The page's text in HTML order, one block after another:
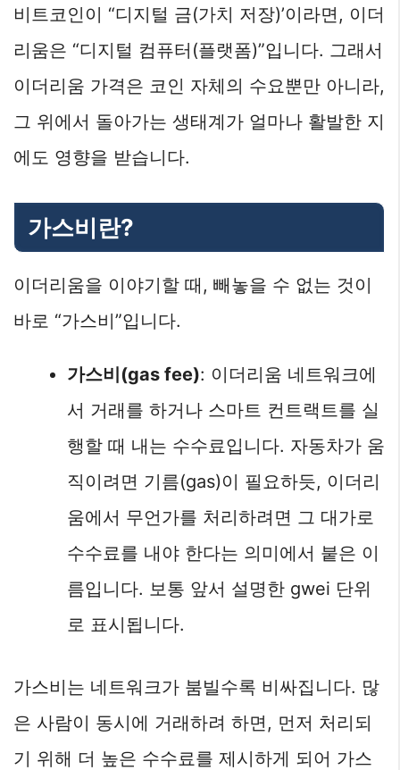
비트코인이 “디지털 금(가치 저장)’이라면, 이더
리움은 “디지털 컴퓨터(플랫폼)”입니다. 그래서
이더리움 가격은 코인 자체의 수요뿐만 아니라,
그 위에서 돌아가는 생태계가 얼마나 활발한 지
에도 영향을 받습니다.
가스비란?
이더리움을 이야기할 때, 빼놓을 수 없는 것이
바로 “가스비”입니다.
가스비(gas fee): 이더리움 네트워크에
서 거래를 하거나 스마트 컨트랙트를 실
행할 때 내는 수수료입니다. 자동차가 움
직이려면 기름(gas)이 필요하듯, 이더리
움에서 무언가를 처리하려면 그 대가로
수수료를 내야 한다는 의미에서 붙은 이
름입니다. 보통 앞서 설명한 gwei 단위
로 표시됩니다.
가스비는 네트워크가 붐빌수록 비싸집니다. 많
은 사람이 동시에 거래하려 하면, 먼저 처리되
기 위해 더 높은 수수료를 제시하게 되어 가스